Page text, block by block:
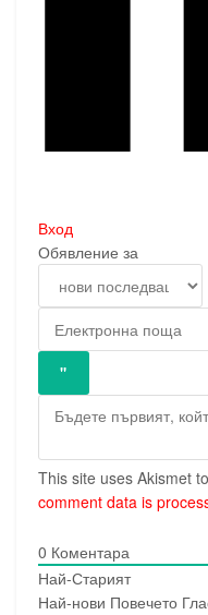
Вход
Обявление за
This site uses Akismet
comment data is
0 Коментара
Най-Старият
Най-нови Повечето